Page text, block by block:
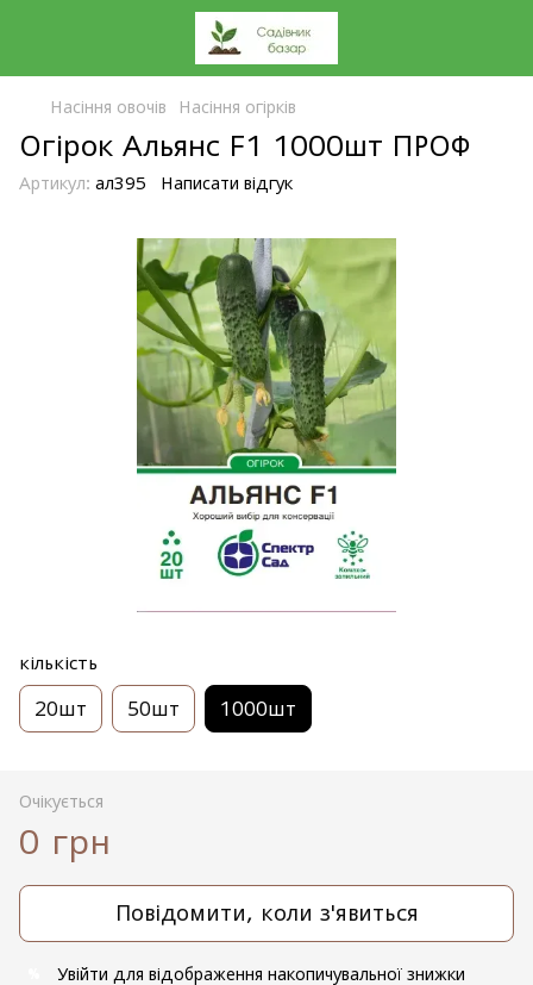
Насіння овочів Насіння огірків
Огірок Альянс F1 1000шт ПРОФ
Артикул: ал395 Написати відгук
кількість
20шт 50шт 1000шт
Очікується
0 грн
Повідомити, коли з'явиться
Увійти для відображення накопичувальної знижки